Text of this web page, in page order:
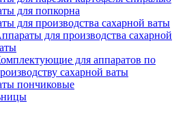
для попкорна
для производства сахарной ваты
для производства сахарной
для аппаратов по
сахарной ваты
пончиковые